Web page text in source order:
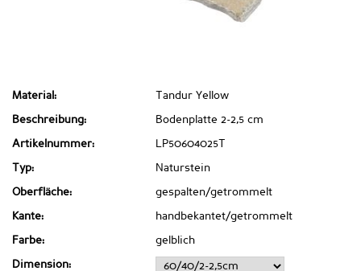
Material: Tandur Yellow
Beschreibung: Bodenplatte 2-2,5 cm
Artikelnummer: LP50604025T
Typ: Naturstein
Oberfläche: gespalten/getrommelt
Kante: handbekantet/getrommelt
Farbe: gelblich
Dimension: